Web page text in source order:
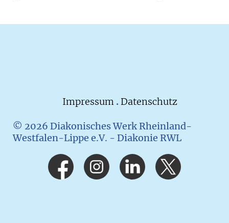
Impressum . Datenschutz
© 2026 Diakonisches Werk Rheinland-
Westfalen-Lippe e.V. - Diakonie RWL